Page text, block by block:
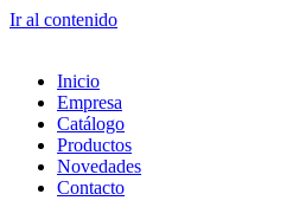
Ir al contenido
Inicio
Empresa
Catálogo
Productos
Novedades
Contacto